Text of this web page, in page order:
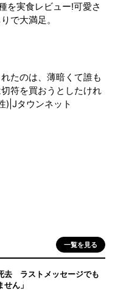
を実食レビュー!可愛さ
で大満足。
たのは、薄暗くて誰も
符を買おうとしたけれ
)|Jタウンネット
一覧を見る
去 ラストメッセージでも
ん」